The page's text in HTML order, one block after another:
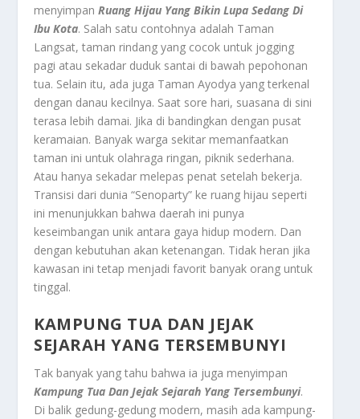
menyimpanRuang Hijau Yang Bikin Lupa Sedang Di
Ibu Kota. Salah satu contohnya adalah Taman
Langsat, taman rindang yang cocok untuk jogging
pagi atau sekadar duduk santai di bawah pepohonan
tua. Selain itu, ada juga Taman Ayodya yang terkenal
dengan danau kecilnya. Saat sore hari, suasana di sini
terasa lebih damai. Jika di bandingkan dengan pusat
keramaian. Banyak warga sekitar memanfaatkan
taman ini untuk olahraga ringan, piknik sederhana.
Atau hanya sekadar melepas penat setelah bekerja.
Transisi dari dunia “Senoparty” ke ruang hijau seperti
ini menunjukkan bahwa daerah ini punya
keseimbangan unik antara gaya hidup modern. Dan
dengan kebutuhan akan ketenangan. Tidak heran jika
kawasan ini tetap menjadi favorit banyak orang untuk
tinggal.
KAMPUNG TUA DAN JEJAK
SEJARAH YANG TERSEMBUNYI
Tak banyak yang tahu bahwa ia juga menyimpan
Kampung Tua Dan Jejak Sejarah Yang Tersembunyi.
Di balik gedung-gedung modern, masih ada kampung-